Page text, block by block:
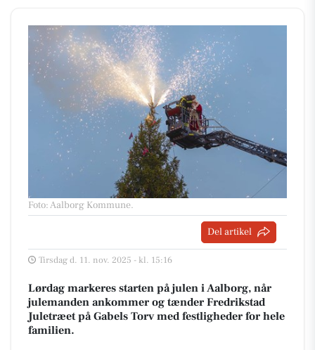
Foto: Aalborg Kommune.
Del artikel
Tirsdag d. 11. nov. 2025 - kl. 15:16
Lørdag markeres starten på julen i Aalborg, når
julemanden ankommer og tænder Fredrikstad
Juletræet på Gabels Torv med festligheder for hele
familien.